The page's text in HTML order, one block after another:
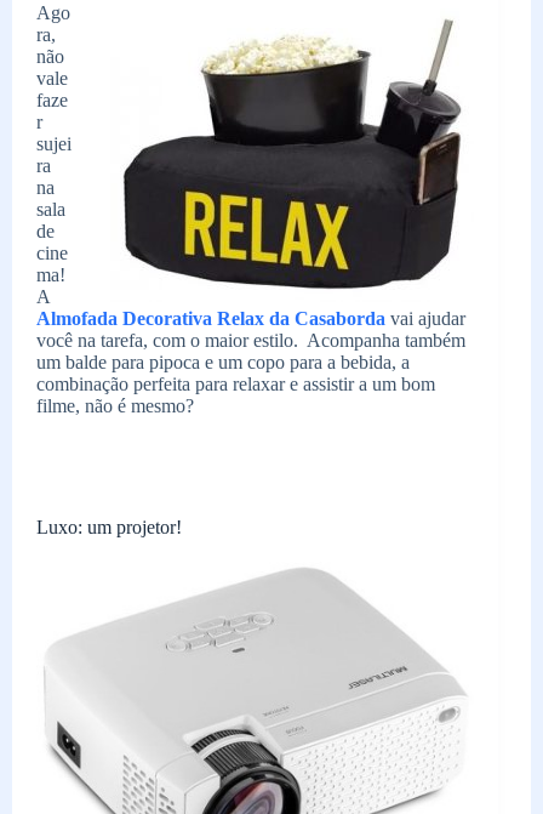
Ago
ra,
não
vale
faze
r
sujei
ra
na
sala
de
cine
ma!
A
Almofada Decorativa Relax da Casaborda vai ajudar
você na tarefa, com o maior estilo. Acompanha também
um balde para pipoca e um copo para a bebida, a
combinação perfeita para relaxar e assistir a um bom
filme, não é mesmo?
Luxo: um projetor!